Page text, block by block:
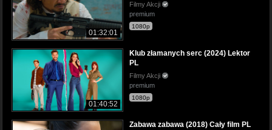
01:32:01
Filmy Akcji
premium
1080p
01:40:52
Klub złamanych serc (2024) Lektor
PL
Filmy Akcji
premium
1080p
Zabawa zabawa (2018) Cały film PL